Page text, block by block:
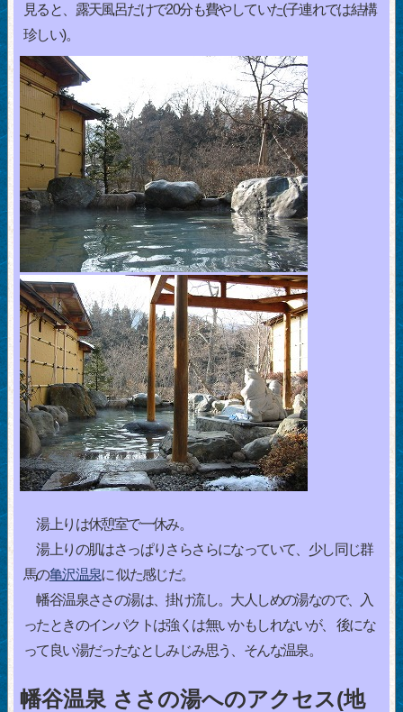
見ると、露天風呂だけで20分も費やしていた(子連れでは結構
珍しい)。
湯上りは休憩室で一休み。
湯上りの肌はさっぱりさらさらになっていて、少し同じ群
馬の亀沢温泉に 似た感じだ。
幡谷温泉ささの湯は、掛け流し。大人しめの湯なので、入
ったときのインパクトは強くは無いかもしれないが、 後にな
って良い湯だったなとしみじみ思う、そんな温泉。
幡谷温泉 ささの湯へのアクセス(地